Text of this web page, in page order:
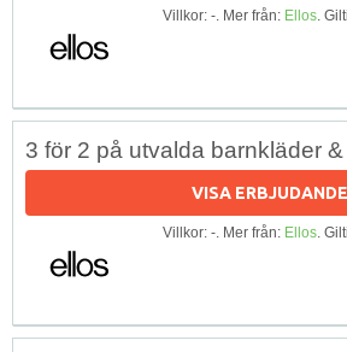
Villkor: -. Mer från: Ellos.
3 för 2 på utvalda barnkläder
VISA ERBJUDANDE
Villkor: -. Mer från: Ellos.